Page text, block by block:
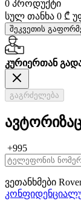
0 პროდუქტი
სულ თანხა 0 ₾
შეკვეთის
კურიერთან
გაგრძელება
+995
ვეთანხმები